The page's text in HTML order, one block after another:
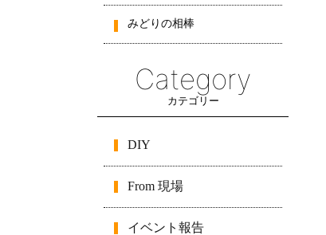
みどりの相棒
Category
カテゴリー
DIY
From 現場
イベント報告